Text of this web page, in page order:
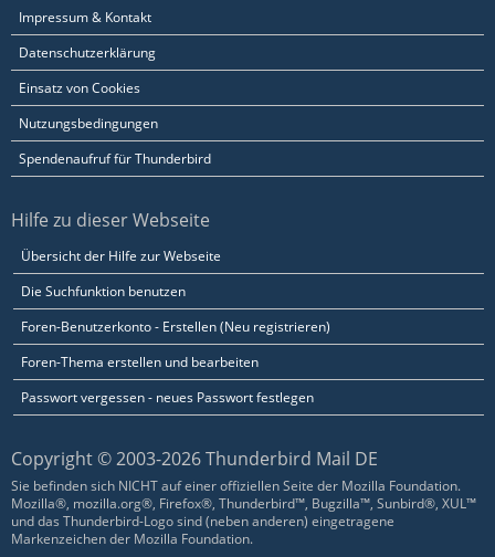
Impressum & Kontakt
Datenschutzerklärung
Einsatz von Cookies
Nutzungsbedingungen
Spendenaufruf für Thunderbird
Hilfe zu dieser Webseite
Übersicht der Hilfe zur Webseite
Die Suchfunktion benutzen
Foren-Benutzerkonto - Erstellen (Neu registrieren)
Foren-Thema erstellen und bearbeiten
Passwort vergessen - neues Passwort festlegen
Copyright © 2003-2026 Thunderbird Mail DE
Sie befinden sich NICHT auf einer offiziellen Seite der Mozilla Foundation.
Mozilla®, mozilla.org®, Firefox®, Thunderbird™, Bugzilla™, Sunbird®, XUL™
und das Thunderbird-Logo sind (neben anderen) eingetragene
Markenzeichen der Mozilla Foundation.